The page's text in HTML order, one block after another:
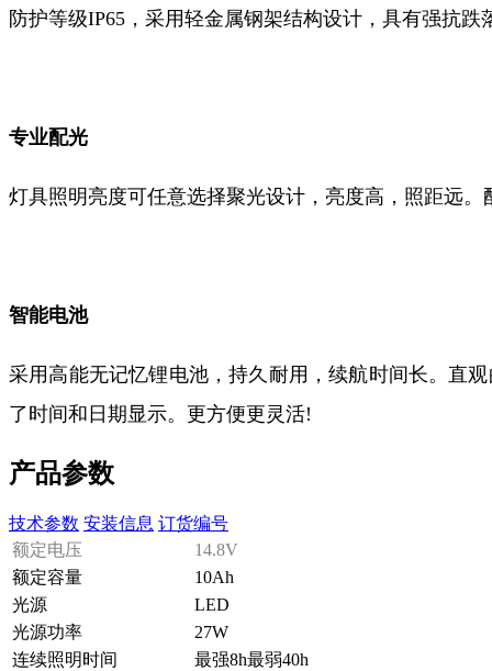
防护等级IP65，采用轻金属钢架结构设计，具有强抗
专业配光
灯具照明亮度可任意选择聚光设计，亮度高，照距远
智能电池
采用高能无记忆锂电池，持久耐用，续航时间长。直
了时间和日期显示。更方便更灵活!
产品参数
技术参数 安装信息 订货编号
额定电压
14.8V
额定容量
10Ah
光源
LED
光源功率
27W
连续照明时间
最强8h最弱40h